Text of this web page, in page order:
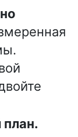
план.